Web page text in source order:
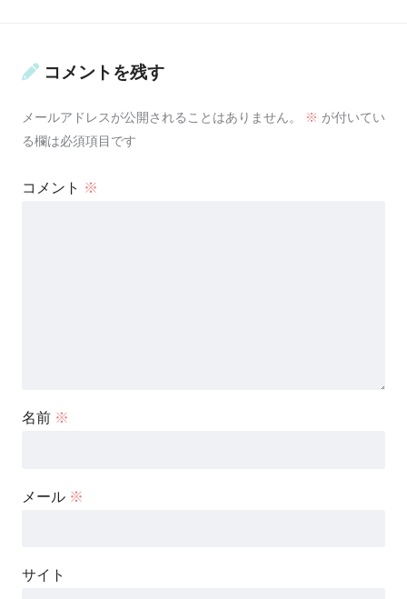
コメントを残す
メールアドレスが公開されることはありません。 ※ が付いてい
る欄は必須項目です
コメント ※
名前 ※
メール ※
サイト